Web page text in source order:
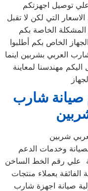
توصيل اجهزتكم
التي لكن لا تقبل
الخاصة بكم
الخاص بكم أطلبوا
العربي بشربين اينما
مهندسنا لمعاينة
صيانة شارب
شربين
وخدمات الدعم
علي رقم الخط الساخن
صيانة اجهزة شارب